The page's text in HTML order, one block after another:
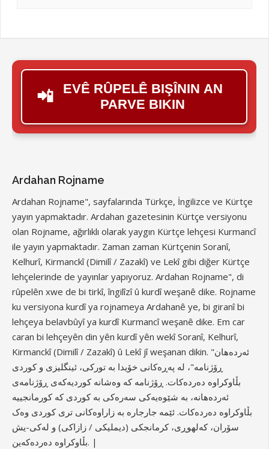
📲
EVÊ RÛPELÊ BIŞÎNIN AN
PARVE BIKIN
Ardahan Rojname
Ardahan Rojname", sayfalarında Türkçe, İngilizce ve Kürtçe
yayın yapmaktadır. Ardahan gazetesinin Kürtçe versiyonu
olan Rojname, ağırlıklı olarak yaygın Kürtçe lehçesi Kurmancî
ile yayın yapmaktadır. Zaman zaman Kürtçenin Soranî,
Kelhurî, Kirmanckî (Dimilî / Zazakî) ve Lekî gibi diğer Kürtçe
lehçelerinde de yayınlar yapıyoruz. Ardahan Rojname", di
rûpelên xwe de bi tirkî, îngilîzî û kurdî weşanê dike. Rojname
ku versiyona kurdî ya rojnameya Ardahanê ye, bi giranî bi
lehçeya belavbûyî ya kurdî Kurmancî weşanê dike. Em car
caran bi lehçeyên din yên kurdî yên wekî Soranî, Kelhurî,
Kirmanckî (Dimilî / Zazakî) û Lekî jî weşanan dikin. "ئەردەهان
ڕۆژنامە"، لە پەڕەکانی خۆیدا بە تورکی، ئینگلیزی و کوردی
بڵاوکراوە دەردەکات. ڕۆژنامە کە وەشانە کوردیەکەی ڕۆژنامەی
ئەردەهانە، بە شێوەیەکی سەرەکی بە کوردی کە کورمانجییە
بڵاوکراوە دەردەکات. ئێمە جارجارە بە زاراوەکانی تری کوردی وەک
سۆران، کەلهوڕی، کرمانجکی (دیملیکی / زازاکی) و لەکی-یش
بڵاوکراوە دەردەکەین. |